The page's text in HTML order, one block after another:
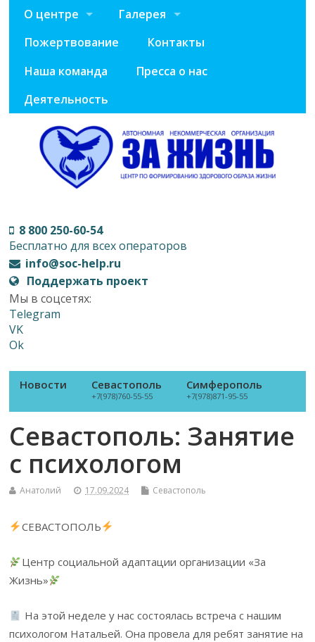
О центре
Галерея
Пожертвование
Контакты
Наша команда
Пресса о нас
Деятельность
8 800 250-60-54
Бесплатно для всех операторов
info@soc-help.ru
Поддержать проект
Мы в соцсетях:
Telegram
VK
Ok
Новости Севастополь
+7(978)760-55-55
Симферополь
+7(978)871-95-55
Севастополь: Занятие
с психологом
Анатолий 17.09.2024 Севастополь
СЕВАСТОПОЛЬ
Центр социальной адаптации организации «За
Жизнь»
На этой неделе у нас состоялась встреча с нашим
психологом Натальей. Она провела для ребят занятие на